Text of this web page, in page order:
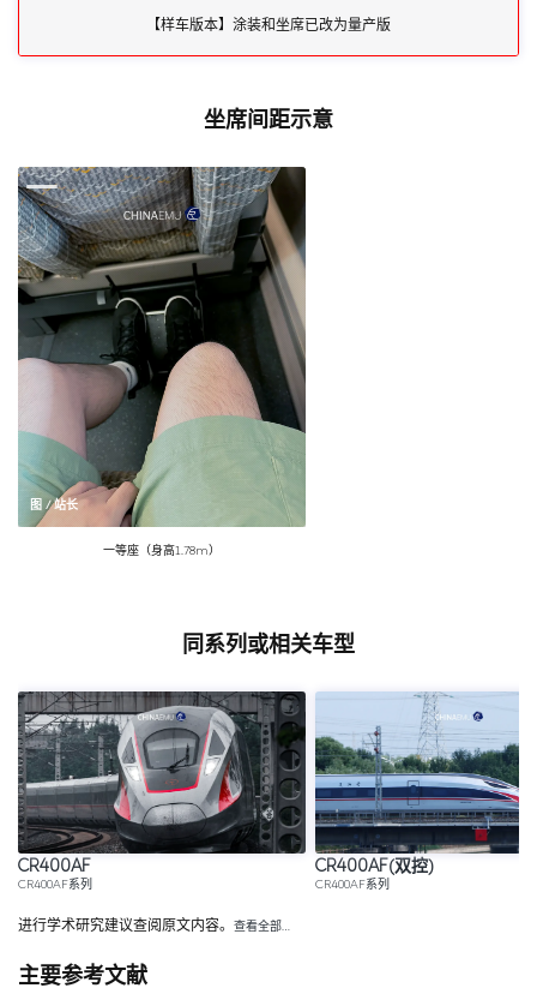
【样车版本】涂装和坐席已改为量产版
坐席间距示意
图 / 站长
一等座（身高1.78m）
同系列或相关车型
CR400AF
CR400AF系列
CR400AF(双控)
CR400AF系列
进行学术研究建议查阅原文内容。 查看全部…
主要参考文献